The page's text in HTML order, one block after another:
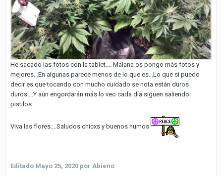
He sacado las fotos con la tablet.... Malana os pongo más fotos y
mejores...En algunas parece menos de lo que es...Lo que si puedo
decir es que tocando con mucho cuidado se nota están duros
duros....Y aún engordarán más lo veo cada día siguen saliendo
pistilos ...
Viva las flores....Saludos chicxs y buenos humos
Editado Mayo 25, 2020 por Abieno